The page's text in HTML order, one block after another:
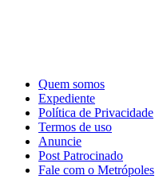
Quem somos
Expediente
Política de Privacidade
Termos de uso
Anuncie
Post Patrocinado
Fale com o Metrópoles